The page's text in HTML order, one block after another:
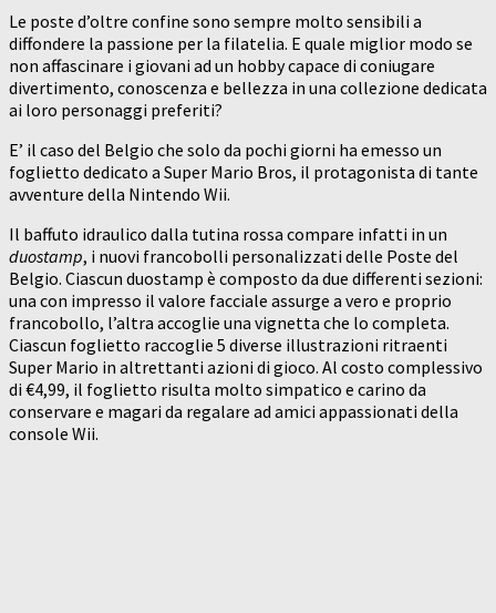
Le poste d’oltre confine sono sempre molto sensibili a
diffondere la passione per la filatelia. E quale miglior modo se
non affascinare i giovani ad un hobby capace di coniugare
divertimento, conoscenza e bellezza in una collezione dedicata
ai loro personaggi preferiti?
E’ il caso del Belgio che solo da pochi giorni ha emesso un
foglietto dedicato a Super Mario Bros, il protagonista di tante
avventure della Nintendo Wii.
Il baffuto idraulico dalla tutina rossa compare infatti in un
duostamp, i nuovi francobolli personalizzati delle Poste del
Belgio. Ciascun duostamp è composto da due differenti sezioni:
una con impresso il valore facciale assurge a vero e proprio
francobollo, l’altra accoglie una vignetta che lo completa.
Ciascun foglietto raccoglie 5 diverse illustrazioni ritraenti
Super Mario in altrettanti azioni di gioco. Al costo complessivo
di €4,99, il foglietto risulta molto simpatico e carino da
conservare e magari da regalare ad amici appassionati della
console Wii.